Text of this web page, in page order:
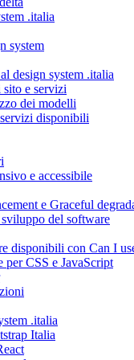
.italia
system
design system .italia
e servizi
dei modelli
disponibili
e accessibile
e Graceful
del software
disponibili con Can I
per CSS e JavaScript
.italia
Italia